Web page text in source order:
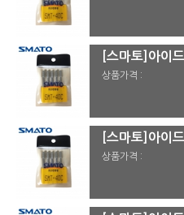
상품가격 :
상품가격 :